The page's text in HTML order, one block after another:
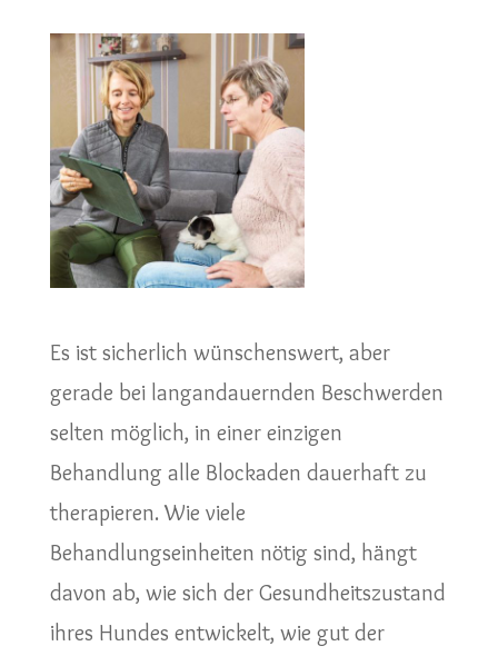
Es ist sicherlich wünschenswert, aber
gerade bei langandauernden Beschwerden
selten möglich, in einer einzigen
Behandlung alle Blockaden dauerhaft zu
therapieren. Wie viele
Behandlungseinheiten nötig sind, hängt
davon ab, wie sich der Gesundheitszustand
ihres Hundes entwickelt, wie gut der